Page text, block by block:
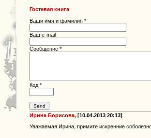
Гостевая книга
Ваши имя и фамилия *
Ваш e-mail
Сообщение *
Код *
Ирина Борисова, [10.04.2013 20:13]
Уважаемая Ирина, примите искренние